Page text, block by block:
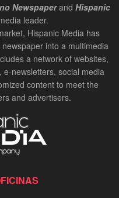
Newspaperand Hispanic
leader.
Hispanic Media has
into a multimedia
a network of websites,
newsletters, social media
content to meet the
and advertisers.